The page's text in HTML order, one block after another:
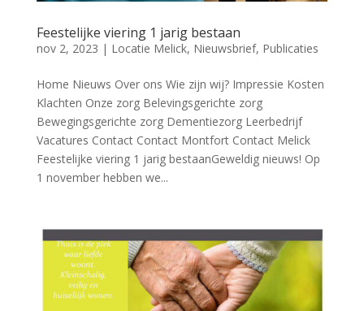
Feestelijke viering 1 jarig bestaan
nov 2, 2023 | Locatie Melick, Nieuwsbrief, Publicaties
Home Nieuws Over ons Wie zijn wij? Impressie Kosten
Klachten Onze zorg Belevingsgerichte zorg
Bewegingsgerichte zorg Dementiezorg Leerbedrijf
Vacatures Contact Contact Montfort Contact Melick
Feestelijke viering 1 jarig bestaanGeweldig nieuws! Op
1 november hebben we...